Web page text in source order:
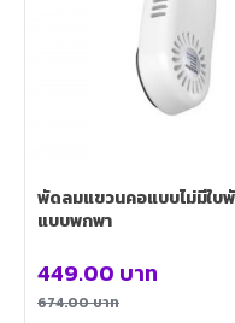
พัดลมแขวนคอแบบไม่มีใบ
แบบพกพา
674.00บาท
449.00 บาท